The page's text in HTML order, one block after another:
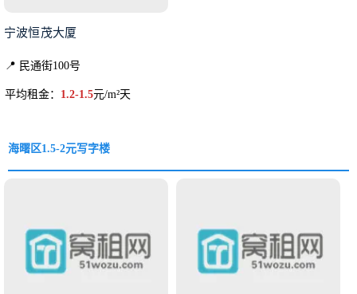
宁波恒茂大厦
📍 民通街100号
平均租金： 1.2-1.5元/m²天
海曙区1.5-2元写字楼